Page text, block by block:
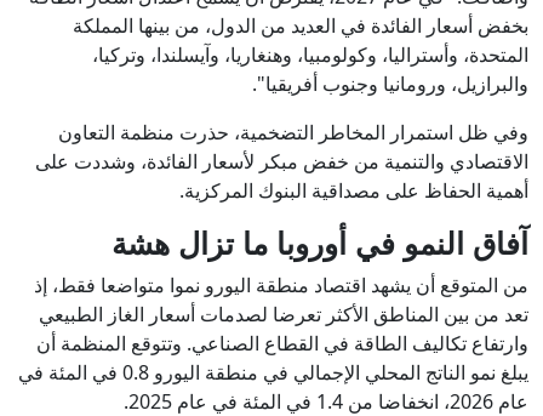
بخفض أسعار الفائدة في العديد من الدول، من بينها المملكة
المتحدة، وأستراليا، وكولومبيا، وهنغاريا، وآيسلندا، وتركيا،
والبرازيل، ورومانيا وجنوب أفريقيا".
وفي ظل استمرار المخاطر التضخمية، حذرت منظمة التعاون
الاقتصادي والتنمية من خفض مبكر لأسعار الفائدة، وشددت على
أهمية الحفاظ على مصداقية البنوك المركزية.
آفاق النمو في أوروبا ما تزال هشة
من المتوقع أن يشهد اقتصاد منطقة اليورو نموا متواضعا فقط، إذ
تعد من بين المناطق الأكثر تعرضا لصدمات أسعار الغاز الطبيعي
وارتفاع تكاليف الطاقة في القطاع الصناعي. وتتوقع المنظمة أن
يبلغ نمو الناتج المحلي الإجمالي في منطقة اليورو 0.8 في المئة في
عام 2026، انخفاضا من 1.4 في المئة في عام 2025.